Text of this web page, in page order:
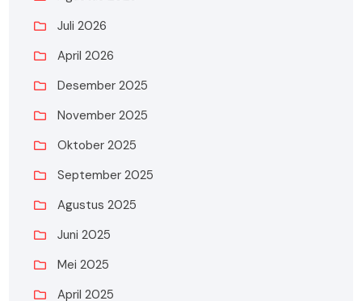
Juli 2026
April 2026
Desember 2025
November 2025
Oktober 2025
September 2025
Agustus 2025
Juni 2025
Mei 2025
April 2025